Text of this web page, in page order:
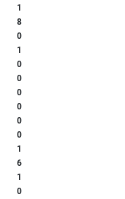
1
8
0
1
0
0
0
0
0
0
1
6
1
0